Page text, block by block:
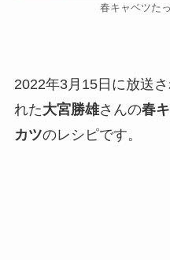
春キャベツた
2022年3月15日に放送
れた大宮勝雄さんの春
カツのレシピです。